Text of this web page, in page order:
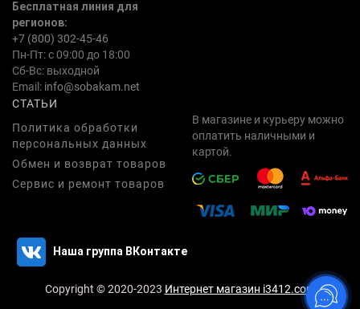
Бесплатная линия для
регионов:
+7 (800) 302-45-46
Пн-Пт: с 09:00 до 18:00
Сб-Вс: выходной
Email: info@sobakam.net
СТАТЬИ
Политика обработки
персональных данных
Обмен и возврат товаров
Сервис и ремонт товаров
В магазине и курьеру можно
оплатить наличными и
картой.
Наша группа ВКонтакте
Copyright © 2020-2023 Интернет магазин i3412.com